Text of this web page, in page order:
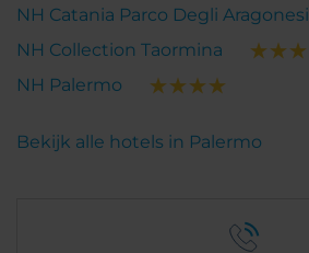
NH Catania Parco Degli Aragonesi
NH Collection Taormina
NH Palermo
Bekijk alle hotels in Palermo